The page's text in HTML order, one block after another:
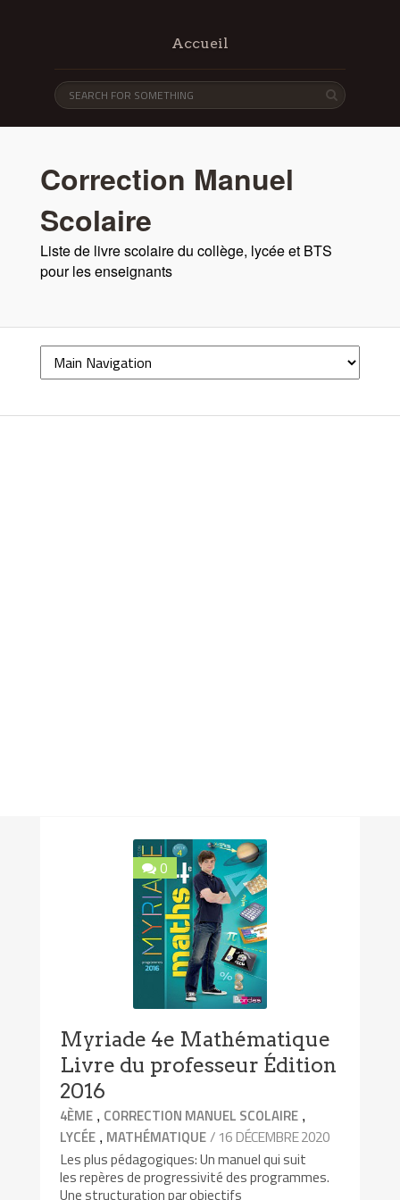
Accueil
Correction Manuel
Scolaire
Liste de livre scolaire du collège, lycée et BTS
pour les enseignants
0
Myriade 4e Mathématique
Livre du professeur Édition
2016
4ÈME , CORRECTION MANUEL SCOLAIRE ,
LYCÉE , MATHÉMATIQUE/ 16 DÉCEMBRE 2020
Les plus pédagogiques: Un manuel qui suit
les repères de progressivité des programmes.
Une structuration par objectifs